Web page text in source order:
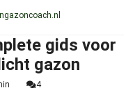
gids voor
gazon
4